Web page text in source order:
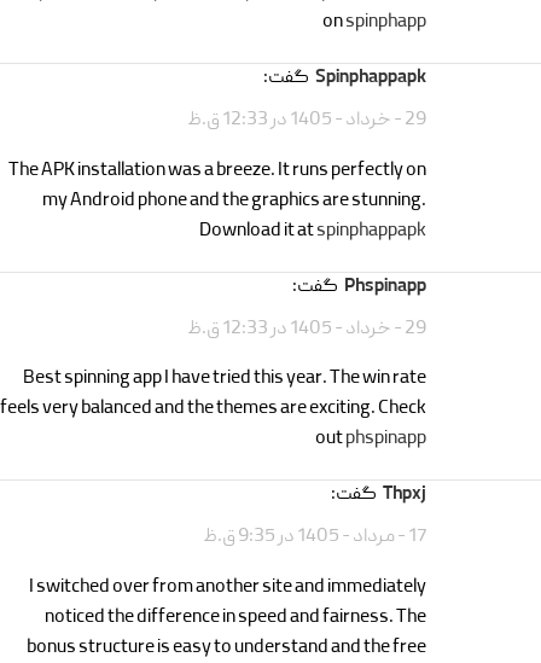
onspinphapp
spinphappapk
گفت:
29 - خرداد - 1405 در 12:33 ق.ظ
The APK installation was a breeze. It runs perfectly on
my Android phone and the graphics are stunning.
Download it atspinphappapk
phspinapp
گفت:
29 - خرداد - 1405 در 12:33 ق.ظ
Best spinning app I have tried this year. The win rate
feels very balanced and the themes are exciting. Check
outphspinapp
thpxj
گفت:
17 - مرداد - 1405 در 9:35 ق.ظ
I switched over from another site and immediately
noticed the difference in speed and fairness. The
bonus structure is easy to understand and the free